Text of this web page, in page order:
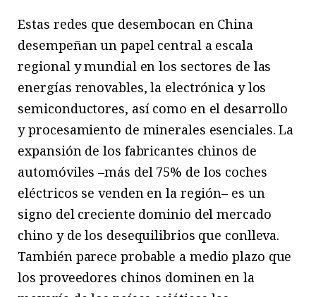
Estas redes que desembocan en China
desempeñan un papel central a escala
regional y mundial en los sectores de las
energías renovables, la electrónica y los
semiconductores, así como en el desarrollo
y procesamiento de minerales esenciales. La
expansión de los fabricantes chinos de
automóviles –más del 75% de los coches
eléctricos se venden en la región– es un
signo del creciente dominio del mercado
chino y de los desequilibrios que conlleva.
También parece probable a medio plazo que
los proveedores chinos dominen en la